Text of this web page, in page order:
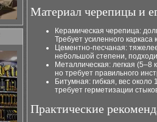
Материал черепицы и
Керамическая черепица:
Требует усиленного
Цементно-песчаная:
небольшой степени,
Металлическая: легкая (5–8
но требует правильного
Битумная: гибкая, вес
требует герметизации
Практические